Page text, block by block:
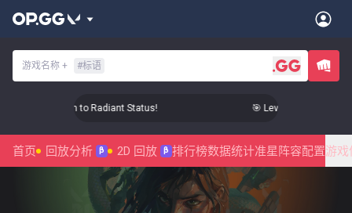
游戏名称 + #标语
Up Your Aim to Radiant Status! 🎯 Level Up Your Aim
首页 回放分析 β 2D 回放 β 排行榜数据统计准星 阵容配置游戏